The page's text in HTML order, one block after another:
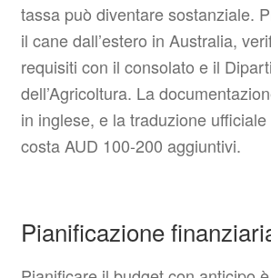
tassa può diventare sostanziale.
il cane dall’estero in Australia,
requisiti con il consolato e il
dell’Agricoltura. La
in inglese, e la traduzione
costa AUD 100-200 aggiuntivi.
Pianificazione